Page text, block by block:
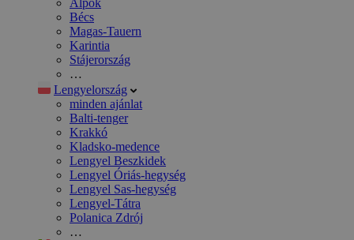
Alpok
Bécs
Magas-Tauern
Karintia
Stájerország
…
Lengyelország
minden ajánlat
Balti-tenger
Krakkó
Kladsko-medence
Lengyel Beszkidek
Lengyel Óriás-hegység
Lengyel Sas-hegység
Lengyel-Tátra
Polanica Zdrój
…